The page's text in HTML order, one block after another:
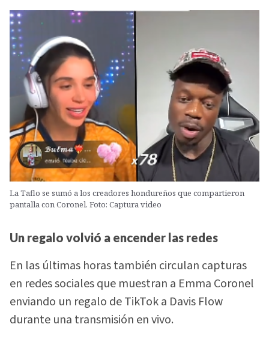
La Taflo se sumó a los creadores hondureños que compartieron
pantalla con Coronel. Foto: Captura video
Un regalo volvió a encender las redes
En las últimas horas también circulan capturas
en redes sociales que muestran a Emma Coronel
enviando un regalo de TikTok a Davis Flow
durante una transmisión en vivo.